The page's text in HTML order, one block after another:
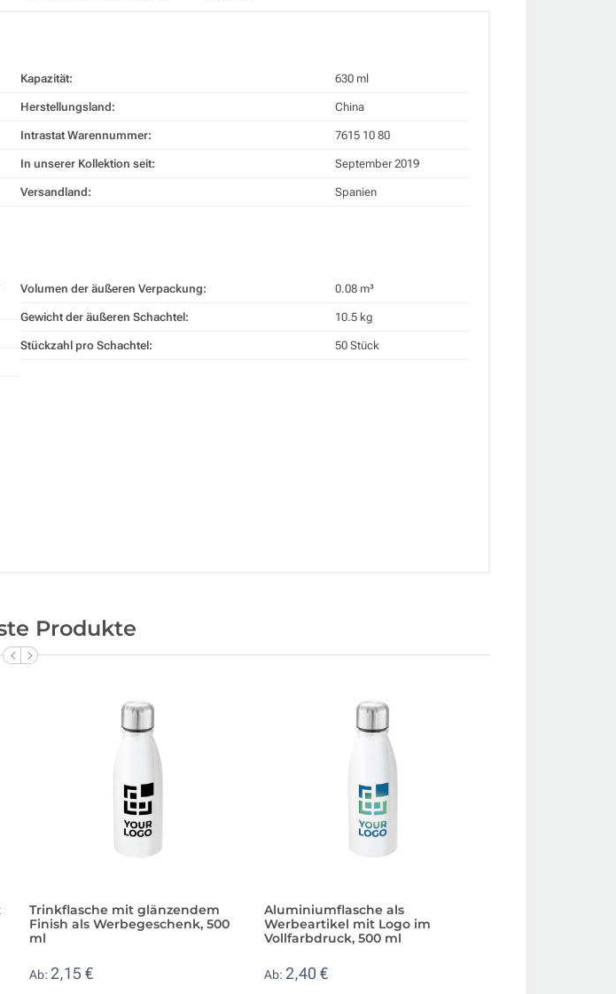
Kapazität: 630 ml
Herstellungsland: China
Intrastat Warennummer: 7615 10 80
In unserer Kollektion seit: September 2019
Versandland: Spanien
Volumen der äußeren Verpackung: 0.08 m³
Gewicht der äußeren Schachtel: 10.5 kg
Stückzahl pro Schachtel: 50 Stück
Produkte
Trinkflasche mit glänzendem
Finish als Werbegeschenk, 500
ml
Ab: 2,15 €
Aluminiumflasche als
Werbeartikel mit Logo im
Vollfarbdruck, 500 ml
Ab: 2,40 €